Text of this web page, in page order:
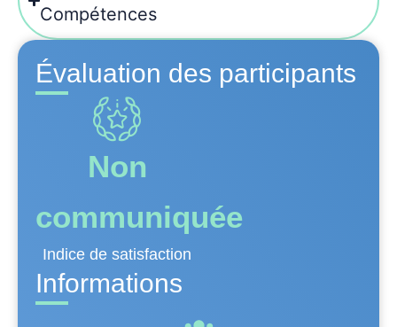
Compétences
Évaluation des participants
Non
communiquée
Indice de satisfaction
Informations